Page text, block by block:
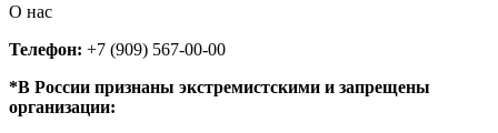
О нас
Телефон: +7 (909) 567-00-00
*В России признаны экстремистскими и запрещены
организации: